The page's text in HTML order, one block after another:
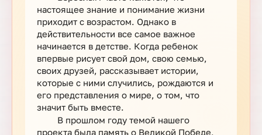
настоящее знание и понимание жизни
приходит с возрастом. Однако в
действительности все самое важное
начинается в детстве. Когда ребенок
впервые рисует свой дом, свою семью,
своих друзей, рассказывает истории,
которые с ними случились, рождаются и
его представления о мире, о том, что
значит быть вместе.
В прошлом году темой нашего
проекта была память о Великой Победе,